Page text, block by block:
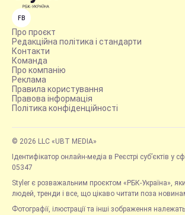
FB
Про проєкт
Редакційна політика і стандарти
Контакти
Команда
Про компанію
Реклама
Правила користування
Правова інформація
Політика конфіденційності
© 2026 LLC «UBT MEDIA»
Ідентифікатор онлайн-медіа в Реєстрі суб’єктів у
05347
Styler є розважальним проєктом «РБК-Україна»,
людей, тренди і все, що цікаво читати поза
Фотографії, ілюстрації та інші зображення належать